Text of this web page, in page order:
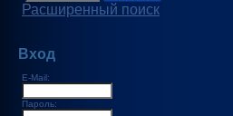
Расширенный поиск
Вход
E-Mail:
Пароль: